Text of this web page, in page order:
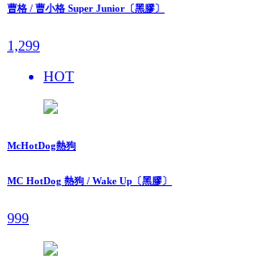
曹格 / 曹小格 Super Junior〔黑膠〕
1,299
HOT
McHotDog熱狗
MC HotDog 熱狗 / Wake Up〔黑膠〕
999